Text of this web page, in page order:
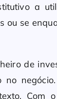
a
ou se
de
Com